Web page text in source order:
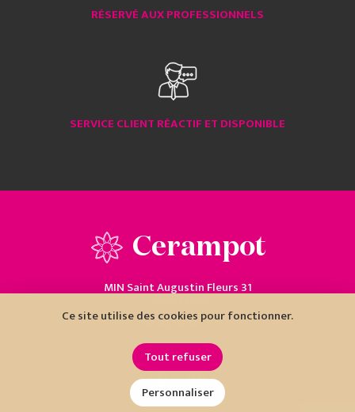
RÉSERVÉ AUX PROFESSIONNELS
SERVICE CLIENT RÉACTIF ET DISPONIBLE
Cerampot
MIN Saint Augustin Fleurs 31
04 93 18 80 10
Ce site utilise des cookies pour fonctionner.
Tout refuser
Personnaliser